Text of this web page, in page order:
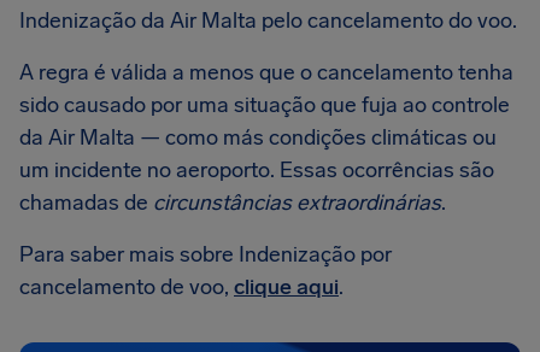
Indenização da Air Malta pelo cancelamento do voo.
A regra é válida a menos que o cancelamento tenha
sido causado por uma situação que fuja ao controle
da Air Malta — como más condições climáticas ou
um incidente no aeroporto. Essas ocorrências são
chamadas de circunstâncias extraordinárias.
Para saber mais sobre Indenização por
cancelamento de voo, clique aqui.